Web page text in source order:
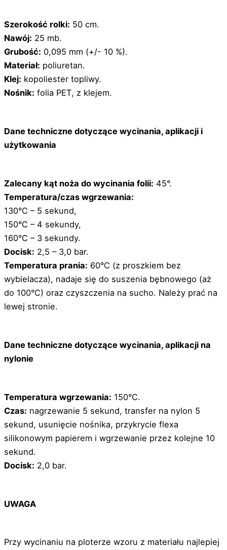
Szerokość rolki: 50 cm.
Nawój: 25 mb.
Grubość: 0,095 mm (+/- 10 %).
Materiał: poliuretan.
Klej: kopoliester topliwy.
Nośnik: folia PET, z klejem.
Dane techniczne dotyczące wycinania, aplikacji i
użytkowania
Zalecany kąt noża do wycinania folii: 45°.
Temperatura/czas wgrzewania:
130°C – 5 sekund,
150°C – 4 sekundy,
160°C – 3 sekundy.
Docisk: 2,5 – 3,0 bar.
Temperatura prania: 60°C (z proszkiem bez
wybielacza), nadaje się do suszenia bębnowego (aż
do 100°C) oraz czyszczenia na sucho. Należy prać na
lewej stronie.
Dane techniczne dotyczące wycinania, aplikacji na
nylonie
Temperatura wgrzewania: 150°C.
Czas: nagrzewanie 5 sekund, transfer na nylon 5
sekund, usunięcie nośnika, przykrycie flexa
silikonowym papierem i wgrzewanie przez kolejne 10
sekund.
Docisk: 2,0 bar.
UWAGA
Przy wycinaniu na ploterze wzoru z materiału najlepiej